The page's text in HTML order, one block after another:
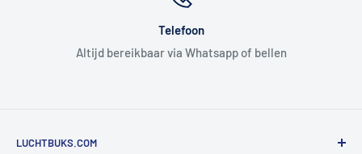
Telefoon
Altijd bereikbaar via Whatsapp of bellen
LUCHTBUKS.COM